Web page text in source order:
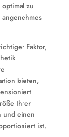
zu
Faktor,
bieten,
Ihrer
und einen
ist.